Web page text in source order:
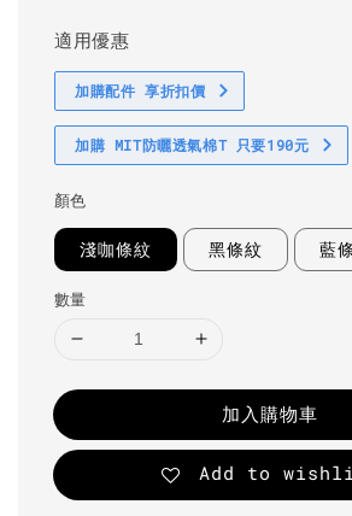
適用優惠
加購配件 享折扣價
加購 MIT防曬透氣棉T 只要190元
顏色
淺咖條紋 黑條紋 藍
數量
加入購物車
Add to